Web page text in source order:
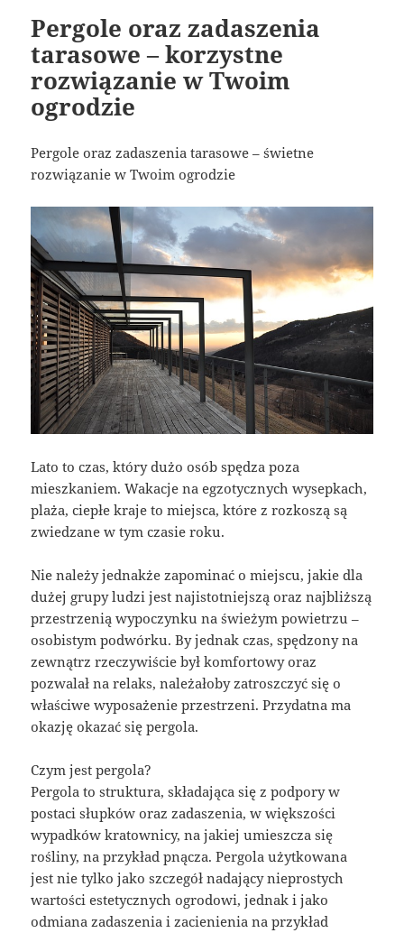
Pergole oraz zadaszenia
tarasowe – korzystne
rozwiązanie w Twoim
ogrodzie
Pergole oraz zadaszenia tarasowe – świetne
rozwiązanie w Twoim ogrodzie
Lato to czas, który dużo osób spędza poza
mieszkaniem. Wakacje na egzotycznych wysepkach,
plaża, ciepłe kraje to miejsca, które z rozkoszą są
zwiedzane w tym czasie roku.
Nie należy jednakże zapominać o miejscu, jakie dla
dużej grupy ludzi jest najistotniejszą oraz najbliższą
przestrzenią wypoczynku na świeżym powietrzu –
osobistym podwórku. By jednak czas, spędzony na
zewnątrz rzeczywiście był komfortowy oraz
pozwalał na relaks, należałoby zatroszczyć się o
właściwe wyposażenie przestrzeni. Przydatna ma
okazję okazać się pergola.
Czym jest pergola?
Pergola to struktura, składająca się z podpory w
postaci słupków oraz zadaszenia, w większości
wypadków kratownicy, na jakiej umieszcza się
rośliny, na przykład pnącza. Pergola użytkowana
jest nie tylko jako szczegół nadający nieprostych
wartości estetycznych ogrodowi, jednak i jako
odmiana zadaszenia i zacienienia na przykład